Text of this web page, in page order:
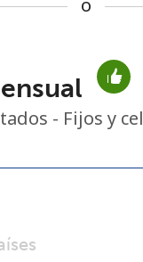
No se ha
o
- Fijos y